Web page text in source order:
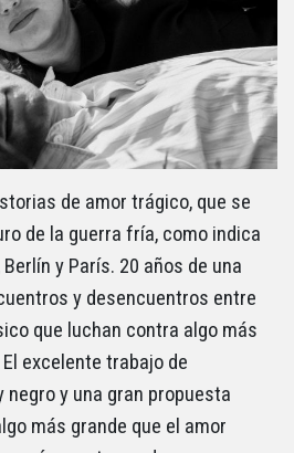
de amor trágico, que se
de la guerra fría, como indica
y París. 20 años de una
y desencuentros entre
que luchan contra algo más
excelente trabajo de
negro y una gran propuesta
más grande que el amor